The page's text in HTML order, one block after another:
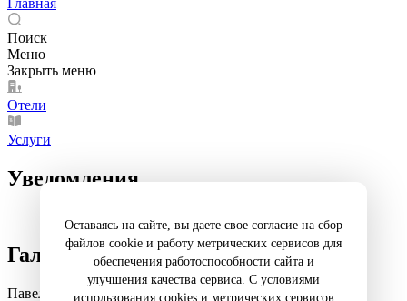
Поиск
Меню
Закрыть меню
Отели
Услуги
Оставаясь на сайте, вы даете свое согласие на сбор
файлов cookie и работу метрических сервисов для
обеспечения работоспособности сайта и
улучшения качества сервиса. С условиями
использования cookies и метрических сервисов
Уведомления
Галерея
Павел Воля